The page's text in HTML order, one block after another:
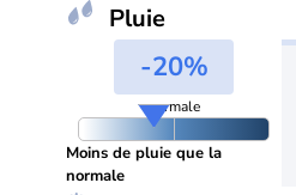
Pluie
-20%
normale
Moins de pluie que la
normale